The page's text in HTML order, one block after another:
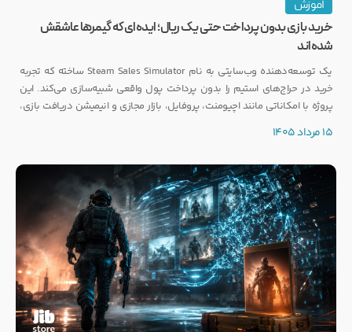
آموزش
خرید بازی بدون پرداخت حتی یک ریال؛ ایده‌ای که گیمرها عاشقش
شده‌اند
یک توسعه‌دهنده وب‌سایتی به نام Steam Sales Simulator ساخته که تجربه
خرید در حراج‌های استیم را بدون پرداخت پول واقعی شبیه‌سازی می‌کند. این
پروژه با امکاناتی مانند اچیومنت، پروفایل، بازار مجازی و انیمیشن دریافت بازی،
15 مرداد 1405